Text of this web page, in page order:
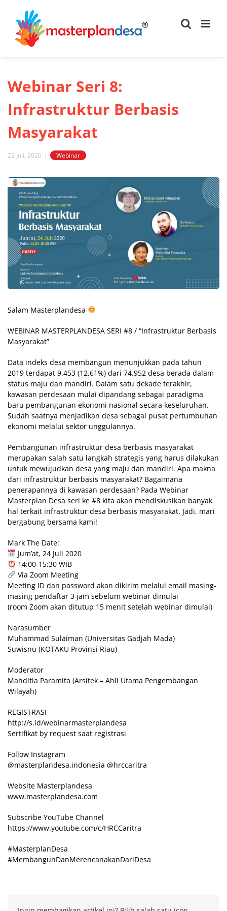
content
Webinar Seri 8:
Infrastruktur Berbasis
Masyarakat
22 Juli, 2020 | Webinar
View
Larger
Image
Salam Masterplandesa
WEBINAR MASTERPLANDESA SERI #8 / “Infrastruktur Berbasis
Masyarakat”
Data indeks desa membangun menunjukkan pada tahun
2019 terdapat 9.453 (12,61%) dari 74.952 desa berada dalam
status maju dan mandiri. Dalam satu dekade terakhir,
kawasan perdesaan mulai dipandang sebagai paradigma
baru pembangunan ekonomi nasional secara keseluruhan.
Sudah saatnya menjadikan desa sebagai pusat pertumbuhan
ekonomi melalui sektor unggulannya.
Pembangunan infrastruktur desa berbasis masyarakat
merupakan salah satu langkah strategis yang harus dilakukan
untuk mewujudkan desa yang maju dan mandiri. Apa makna
dari infrastruktur berbasis masyarakat? Bagaimana
penerapannya di kawasan perdesaan? Pada Webinar
Masterplan Desa seri ke #8 kita akan mendiskusikan banyak
hal terkait infrastruktur desa berbasis masyarakat. Jadi, mari
bergabung bersama kami!
Mark The Date:
Jum’at, 24 Juli 2020
14:00-15:30 WIB
Via Zoom Meeting
Meeting ID dan password akan dikirim melalui email masing-
masing pendaftar 3 jam sebelum webinar dimulai
(room Zoom akan ditutup 15 menit setelah webinar dimulai)
Narasumber
Muhammad Sulaiman (Universitas Gadjah Mada)
Suwisnu (KOTAKU Provinsi Riau)
Moderator
Mahditia Paramita (Arsitek – Ahli Utama Pengembangan
Wilayah)
REGISTRASI
http://s.id/webinarmasterplandesa
Sertifikat by request saat registrasi
Follow Instagram
@masterplandesa.indonesia @hrccaritra
Website Masterplandesa
www.masterplandesa.com
Subscribe YouTube Channel
https://www.youtube.com/c/HRCCaritra
#MasterplanDesa
#MembangunDanMerencanakanDariDesa